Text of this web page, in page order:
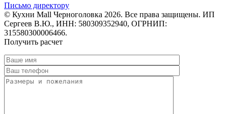
Письмо директору
© Кухни Mall Черноголовка 2026. Все права защищены. ИП
Сергеев В.Ю., ИНН: 580309352940, ОГРНИП:
315580300006466.
Получить расчет